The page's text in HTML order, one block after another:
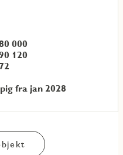
000
120
fra jan 2028